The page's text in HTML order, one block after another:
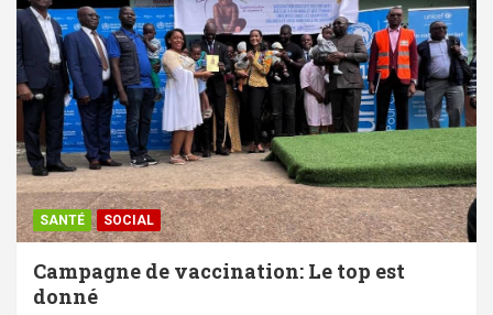
SANTÉ SOCIAL
Campagne de vaccination: Le top est
donné